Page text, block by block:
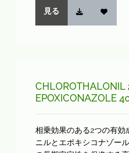
見る
EPOXICONAZOLE
相乗効果のある2つの有効
ニルとエポキシコナゾー